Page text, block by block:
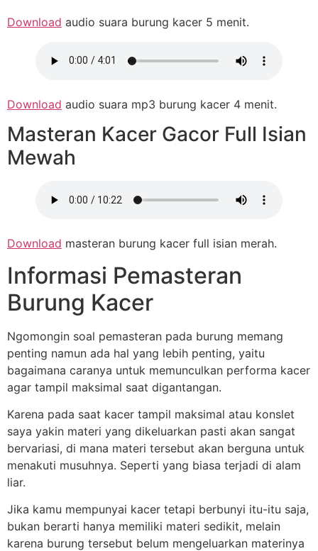
Download audio suara burung kacer 5 menit.
Download audio suara mp3 burung kacer 4 menit.
Masteran Kacer Gacor Full Isian
Mewah
Download masteran burung kacer full isian merah.
Informasi Pemasteran
Burung Kacer
Ngomongin soal pemasteran pada burung memang
penting namun ada hal yang lebih penting, yaitu
bagaimana caranya untuk memunculkan performa kacer
agar tampil maksimal saat digantangan.
Karena pada saat kacer tampil maksimal atau konslet
saya yakin materi yang dikeluarkan pasti akan sangat
bervariasi, di mana materi tersebut akan berguna untuk
menakuti musuhnya. Seperti yang biasa terjadi di alam
liar.
Jika kamu mempunyai kacer tetapi berbunyi itu-itu saja,
bukan berarti hanya memiliki materi sedikit, melain
karena burung tersebut belum mengeluarkan materinya